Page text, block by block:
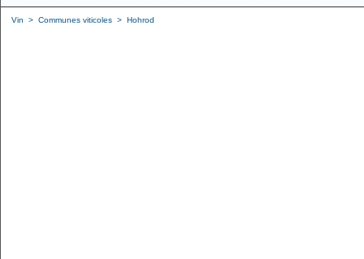
Vin > Communes viticoles > Hohrod